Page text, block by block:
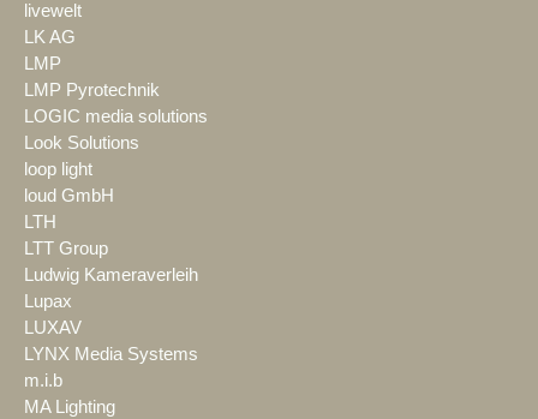
livewelt
LK AG
LMP
LMP Pyrotechnik
LOGIC media solutions
Look Solutions
loop light
loud GmbH
LTH
LTT Group
Ludwig Kameraverleih
Lupax
LUXAV
LYNX Media Systems
m.i.b
MA Lighting